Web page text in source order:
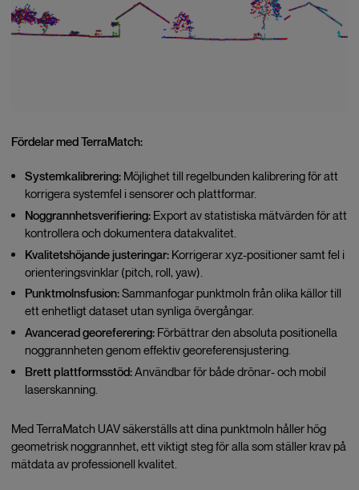
Fördelar med TerraMatch:
Systemkalibrering: Möjlighet till regelbunden kalibrering för att
korrigera systemfel i sensorer och plattformar.
Noggrannhetsverifiering: Export av statistiska mätvärden för att
kontrollera och dokumentera datakvalitet.
Kvalitetshöjande justeringar: Korrigerar xyz-positioner samt fel i
orienteringsvinklar (pitch, roll, yaw).
Punktmolnsfusion:Sammanfogar punktmoln från olika källor till
ett enhetligt dataset utan synliga övergångar.
Avancerad georeferering: Förbättrar den absoluta positionella
noggrannheten genom effektiv georeferensjustering.
Brett plattformsstöd:Användbar för både drönar- och mobil
laserskanning.
Med TerraMatch UAV säkerställs att dina punktmoln håller hög
geometrisk noggrannhet, ett viktigt steg för alla som ställer krav på
mätdata av professionell kvalitet.